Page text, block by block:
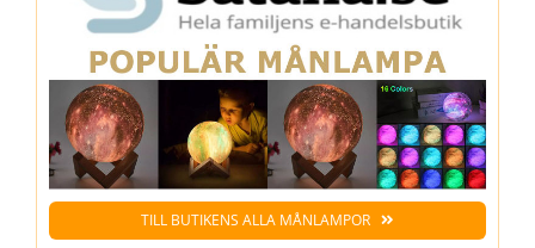
TILL BUTIKENS ALLA MÅNLAMPOR